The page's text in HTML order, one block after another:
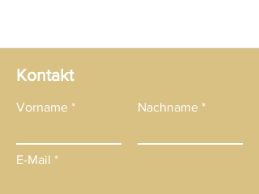
Kontakt
Vorname Nachname
E-Mail